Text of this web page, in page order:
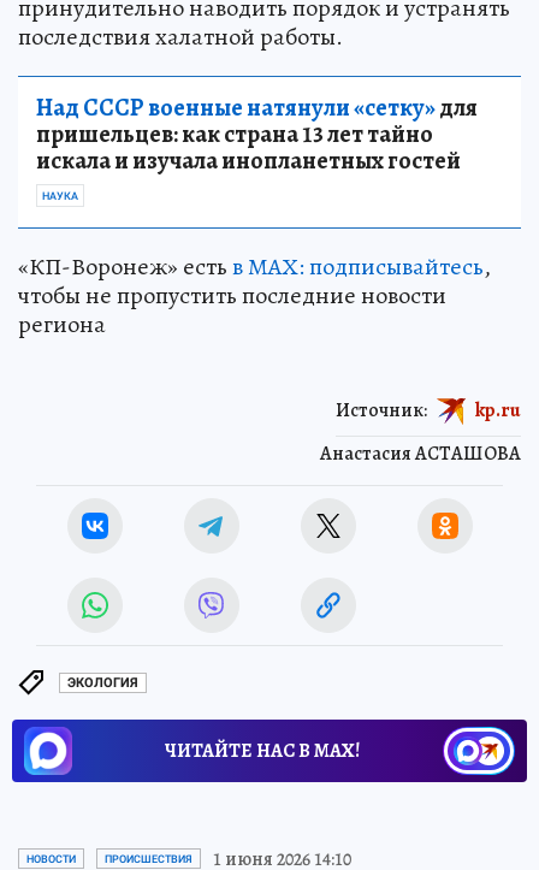
принудительно наводить порядок и устранять
последствия халатной работы.
Над СССР военные натянули «сетку»для
пришельцев: как страна 13 лет тайно
искала и изучала инопланетных гостей
НАУКА
«КП-Воронеж» естьв МАХ: подписывайтесь,
чтобы не пропустить последние новости
региона
Анастасия АСТАШОВА
Источник: kp.ru
ЭКОЛОГИЯ
ЧИТАЙТЕ НАС В МАХ!
НОВОСТИ ПРОИСШЕСТВИЯ 1 июня 2026 14:10